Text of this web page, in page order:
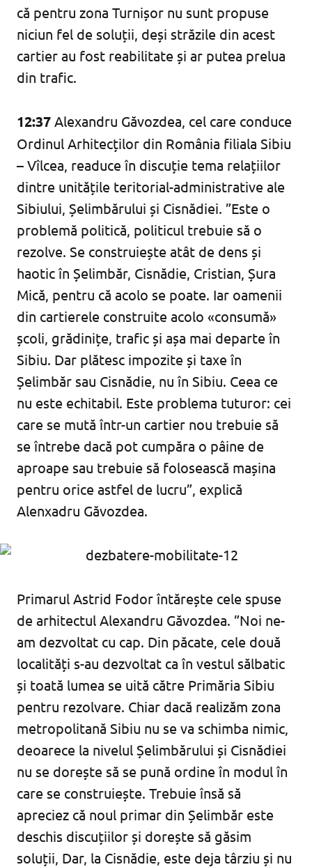
că pentru zona Turnișor nu sunt propuse
niciun fel de soluții, deși străzile din acest
cartier au fost reabilitate și ar putea prelua
din trafic.
12:37 Alexandru Găvozdea, cel care conduce
Ordinul Arhitecților din România filiala Sibiu
– Vîlcea, readuce în discuție tema relațiilor
dintre unitățile teritorial-administrative ale
Sibiului, Șelimbărului și Cisnădiei. ”Este o
problemă politică, politicul trebuie să o
rezolve. Se construiește atât de dens și
haotic în Șelimbăr, Cisnădie, Cristian, Șura
Mică, pentru că acolo se poate. Iar oamenii
din cartierele construite acolo «consumă»
școli, grădinițe, trafic și așa mai departe în
Sibiu. Dar plătesc impozite și taxe în
Șelimbăr sau Cisnădie, nu în Sibiu. Ceea ce
nu este echitabil. Este problema tuturor: cei
care se mută într-un cartier nou trebuie să
se întrebe dacă pot cumpăra o pâine de
aproape sau trebuie să folosească mașina
pentru orice astfel de lucru”, explică
Alenxadru Găvozdea.
Primarul Astrid Fodor întărește cele spuse
de arhitectul Alexandru Găvozdea. ”Noi ne-
am dezvoltat cu cap. Din păcate, cele două
localități s-au dezvoltat ca în vestul sălbatic
și toată lumea se uită către Primăria Sibiu
pentru rezolvare. Chiar dacă realizăm zona
metropolitană Sibiu nu se va schimba nimic,
deoarece la nivelul Șelimbărului și Cisnădiei
nu se dorește să se pună ordine în modul în
care se construiește. Trebuie însă să
apreciez că noul primar din Șelimbăr este
deschis discuțiilor și dorește să găsim
soluții, Dar, la Cisnădie, este deja târziu și nu